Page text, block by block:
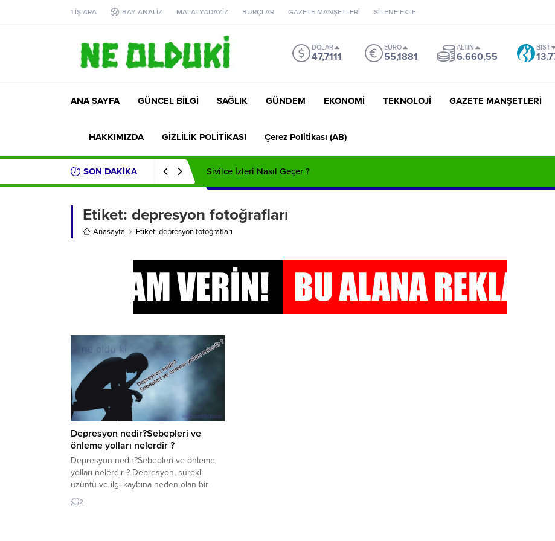
1 İŞ ARA BAY ANALİZ MALATYADAYİZ BURÇLAR GAZETE MANŞETLERİ SİTENE EKLE
DOLAR
47,7111
EURO
55,1881
ALTIN
6.660,55
BIST
ANA SAYFA GÜNCEL BİLGİ SAĞLIK GÜNDEM EKONOMİ TEKNOLOJİ GAZETE MANŞETLERİ
HAKKIMIZDA GİZLİLİK POLİTİKASI Çerez Politikası (AB)
SON DAKİKA Sivilce İzleri Nasıl Geçer ?
Etiket: depresyon fotoğrafları
Anasayfa Etiket: depresyon fotoğrafları
Depresyon nedir?Sebepleri ve
önleme yolları nelerdir ?
Depresyon nedir?Sebepleri ve önleme
yolları nelerdir ? Depresyon, sürekli
üzüntü ve ilgi kaybına neden olan bir
duygu durum bozukluğudur. Depresyon
ayrıca majör depresyon veya klinik
2